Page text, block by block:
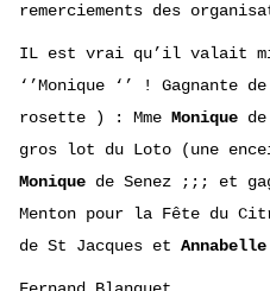
remerciements des
IL est vrai qu’il valait
‘’Monique ‘’ ! Gagnante
rosette
) : Mme Monique
gros lot du Loto (une
Monique de Senez ;;; et
Menton pour la Fête du
de St Jacques et Annabelle